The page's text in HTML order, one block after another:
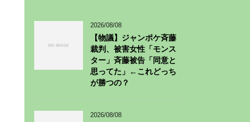
2026/08/08
【物議】ジャンポケ斉藤
裁判、被害女性「モンス
ター」斉藤被告「同意と
思ってた」←これどっち
が勝つの？
2026/08/08